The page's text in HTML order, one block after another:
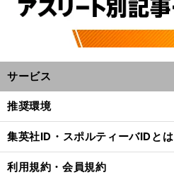
サービス
推奨環境
集英社ID・スポルティーバIDとは
利用規約・会員規約